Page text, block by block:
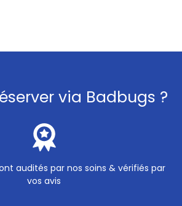
via Badbugs ?
audités par nos soins & vérifiés par
vos avis